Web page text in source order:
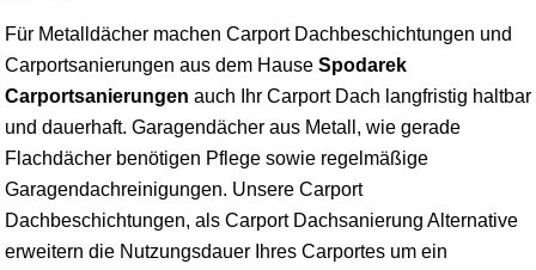
Für Metalldächer machen Carport Dachbeschichtungen und
Carportsanierungen aus dem Hause Spodarek
Carportsanierungen auch Ihr Carport Dach langfristig haltbar
und dauerhaft. Garagendächer aus Metall, wie gerade
Flachdächer benötigen Pflege sowie regelmäßige
Garagendachreinigungen. Unsere Carport
Dachbeschichtungen, als Carport Dachsanierung Alternative
erweitern die Nutzungsdauer Ihres Carportes um ein